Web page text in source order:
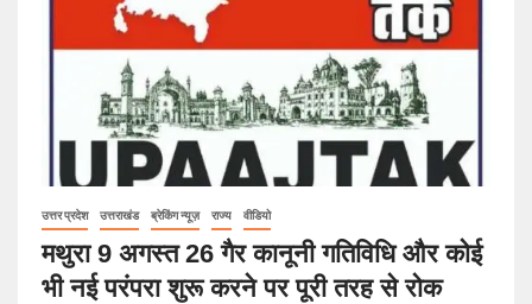
उत्तर प्रदेश उत्तराखंड ब्रेकिंग न्यूज़ राज्य वीडियो
मथुरा 9 अगस्त 26 गैर कानूनी गतिविधि और कोई
भी नई परंपरा शुरू करने पर पूरी तरह से रोक